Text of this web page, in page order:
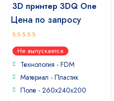
3D принтер 3DQ One
Цена по запросу
5out of 5
Не выпускается
Технология - FDM
Материал - Пластик
Поле - 260x240x200